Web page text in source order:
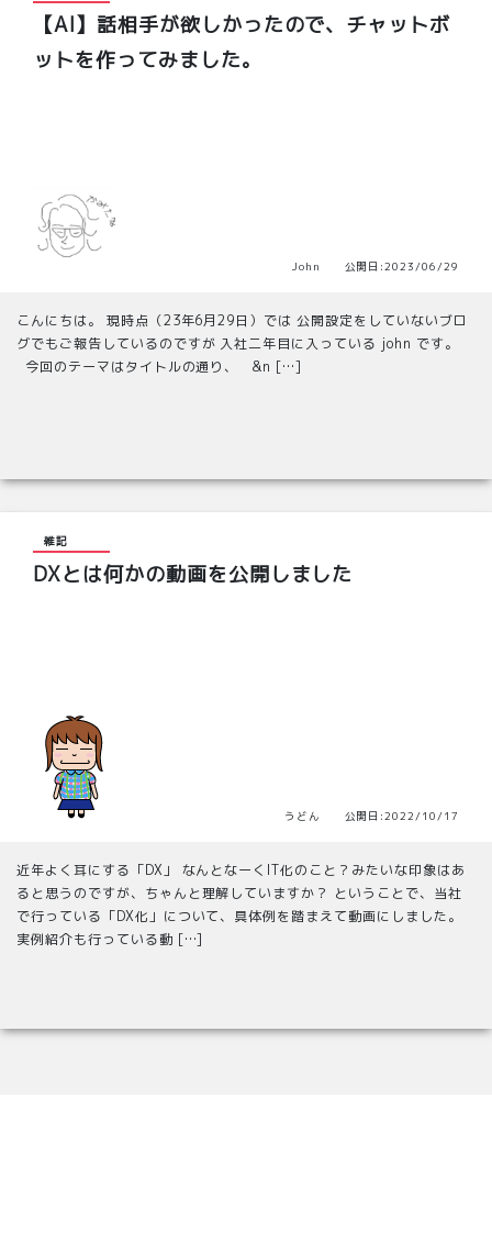
【AI】話相手が欲しかったので、チャットボ
ットを作ってみました。
John 公開日:2023/06/29
こんにちは。 現時点（23年6月29日）では 公開設定をしていないブロ
グでもご報告しているのですが 入社二年目に入っている john です。
今回のテーマはタイトルの通り、 &n […]
雑記
DXとは何かの動画を公開しました
うどん 公開日:2022/10/17
近年よく耳にする「DX」 なんとなーくIT化のこと？みたいな印象はあ
ると思うのですが、ちゃんと理解していますか？ ということで、当社
で行っている「DX化」について、具体例を踏まえて動画にしました。
実例紹介も行っている動 […]